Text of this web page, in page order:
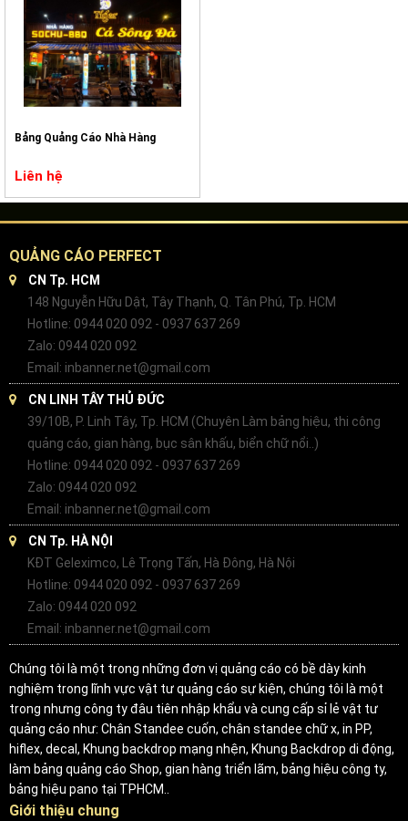
Bảng Quảng Cáo Nhà Hàng
Liên hệ
QUẢNG CÁO PERFECT
CN Tp. HCM
148 Nguyễn Hữu Dật, Tây Thạnh, Q. Tân Phú, Tp. HCM
Hotline: 0944 020 092 - 0937 637 269
Zalo: 0944 020 092
Email: inbanner.net@gmail.com
CN LINH TÂY THỦ ĐỨC
39/10B, P. Linh Tây, Tp. HCM (Chuyên Làm bảng hiệu, thi công
quảng cáo, gian hàng, bục sân khấu, biển chữ nổi..)
Hotline: 0944 020 092 - 0937 637 269
Zalo: 0944 020 092
Email: inbanner.net@gmail.com
CN Tp. HÀ NỘI
KĐT Geleximco, Lê Trọng Tấn, Hà Đông, Hà Nội
Hotline: 0944 020 092 - 0937 637 269
Zalo: 0944 020 092
Email: inbanner.net@gmail.com
Chúng tôi là một trong những đơn vị quảng cáo có bề dày kinh
nghiệm trong lĩnh vực vật tư quảng cáo sự kiện, chúng tôi là một
trong nhưng công ty đâu tiên nhập khẩu và cung cấp sỉ lẻ vật tư
quảng cáo như: Chân Standee cuốn, chân standee chữ x, in PP,
hiflex, decal, Khung backdrop mạng nhện, Khung Backdrop di động,
làm bảng quảng cáo Shop, gian hàng triển lãm, bảng hiệu công ty,
bảng hiệu pano tại TPHCM..
Giới thiệu chung